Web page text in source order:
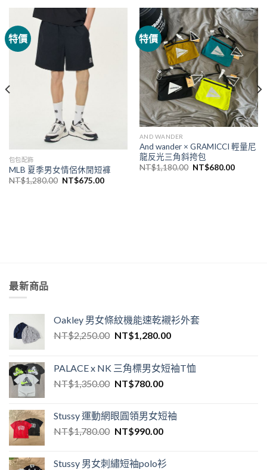
特價
包包配飾
MLB 夏季男女情侶休閒短褲
NT$1,280.00 NT$675.00
特價
AND WANDER
And wander × GRAMICCI 輕量尼
龍反光三角斜挎包
NT$1,180.00 NT$680.00
最新商品
Oakley 男女條紋機能速乾襯衫外套
NT$2,250.00 NT$1,280.00
PALACE x NK 三角標男女短袖T恤
NT$1,350.00 NT$780.00
Stussy 運動網眼圓領男女短袖
NT$1,780.00 NT$990.00
Stussy 男女刺繡短袖polo衫